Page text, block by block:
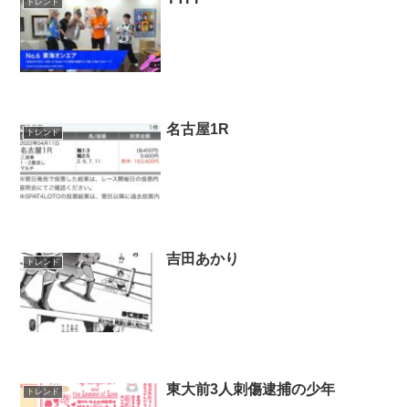
トレンド
トレンド 名古屋1R
トレンド 吉田あかり
トレンド 東大前3人刺傷逮捕の少年